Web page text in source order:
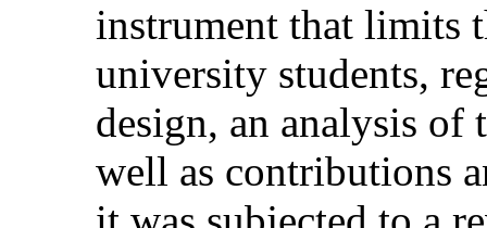
instrument that limits
university students,
design, an analysis of
well as contributions